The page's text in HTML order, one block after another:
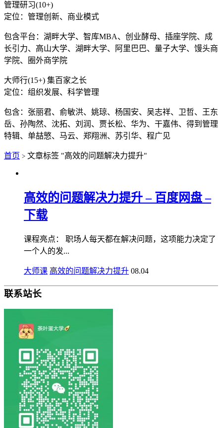
管理研习(10+)
定位：管理创新、商业模式
包含平台：湖畔大学、智库MBA、创业酵母、插座学院、成
长引力、高山大学、湖畔大学、阿里巴巴、量子大学、馒头商
学院、圈外商学院
大师行(15+) 集百家之长
定位：组织发展、科学管理
包含：张丽君、俞敏洪、姚琼、杨国安、吴志祥、卫哲、王东
岳、孙陶然、沈拓、刘润、贾长松、华为、干嘉伟、得到管理
特辑、单喆慜、马云、郑翔洲、苏引华、程广见
首页 > 文章标签 "高效的问题解决力提升"
高效的问题解决力提升 – 百度网盘 –
下载
课程亮点： 职场人每天都在解决问题，这项能力决定了
一个人的发...
大师课 高效的问题解决力提升 08.04
联系站长